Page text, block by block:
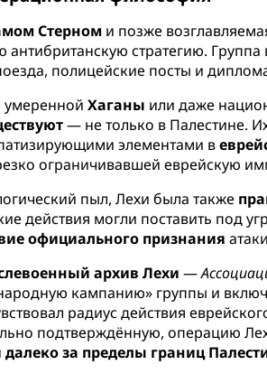
Стерном и позже
стратегию.
полицейские посты и
умереннойХаганы или даже
— не только в Палестине.
элементами в
ограничивавшей еврейскую
пыл, Лехи была также
действия могли поставить под
официального признания
архив Лехи —
кампанию» группы и
радиус действия
подтверждённую, операцию
за пределы границ